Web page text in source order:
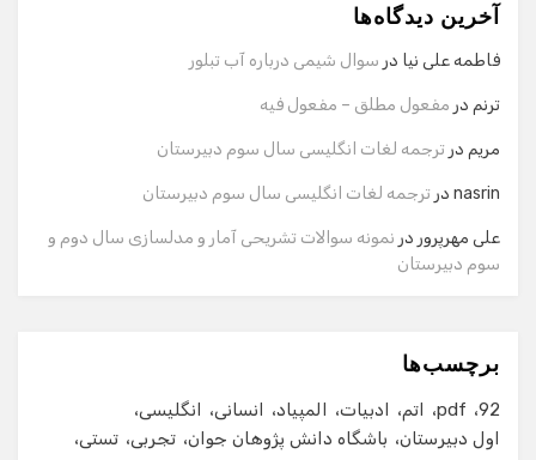
آخرین دیدگاه‌ها
فاطمه علی نیا در سوال شیمی درباره آب تبلور
ترنم در مفعول مطلق – مفعول فیه
مریم در ترجمه لغات انگلیسی سال سوم دبیرستان
nasrin در ترجمه لغات انگلیسی سال سوم دبیرستان
علی مهرپرور در نمونه سوالات تشریحی آمار و مدلسازی سال دوم و
سوم دبیرستان
برچسب‌ها
92
pdf اتم ادبیات المپیاد انسانی
انگلیسی
اول دبیرستان
باشگاه دانش پژوهان جوان تجربی تستی
سلام! برای شروع گفت‌وگو لطفاً شماره تماس یا ایمیل خود را
وارد کنید.
ایمیل